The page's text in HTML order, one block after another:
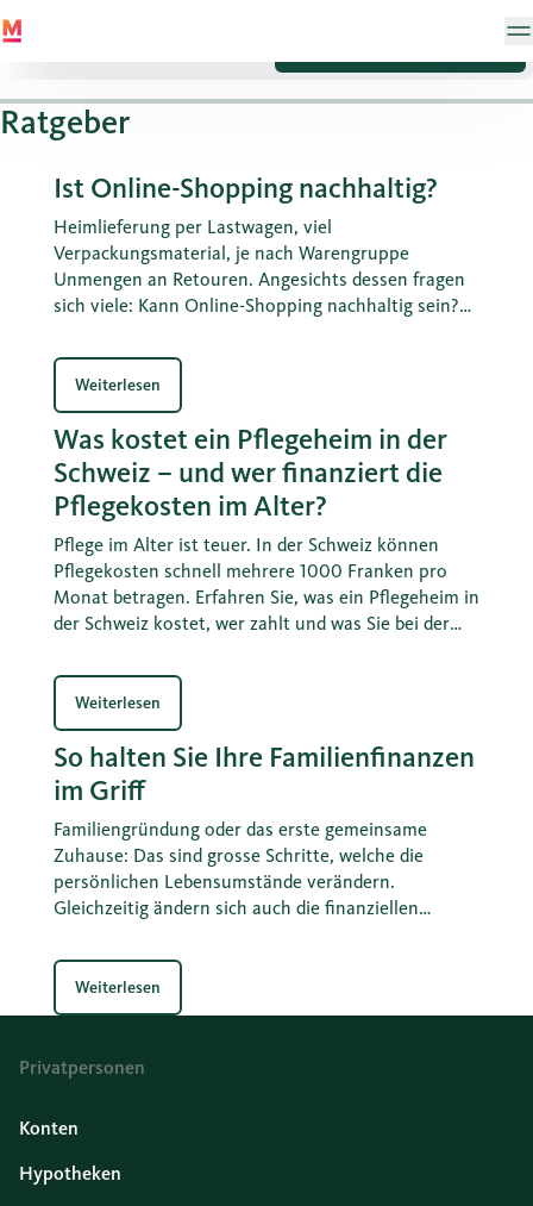
Ratgeber
Ist Online-Shopping nachhaltig?
Heimlieferung per Lastwagen, viel
Verpackungsmaterial, je nach Warengruppe
Unmengen an Retouren. Angesichts dessen fragen
sich viele: Kann Online-Shopping nachhaltig sein?
Interneteinkäufen ist oft besser, als wenn man
selber zum Einkaufen fährt.
Weiterlesen
Was kostet ein Pflegeheim in der
Schweiz – und wer finanziert die
Pflegekosten im Alter?
Pflege im Alter ist teuer. In der Schweiz können
Pflegekosten schnell mehrere 1000 Franken pro
Monat betragen. Erfahren Sie, was ein Pflegeheim in
der Schweiz kostet, wer zahlt und was Sie bei der
können.
Weiterlesen
So halten Sie Ihre Familienfinanzen
im Griff
Familiengründung oder das erste gemeinsame
Zuhause: Das sind grosse Schritte, welche die
persönlichen Lebensumstände verändern.
Gleichzeitig ändern sich auch die finanziellen
Familienfinanzen im Griff.
Weiterlesen
Privatpersonen
Konten
Hypotheken